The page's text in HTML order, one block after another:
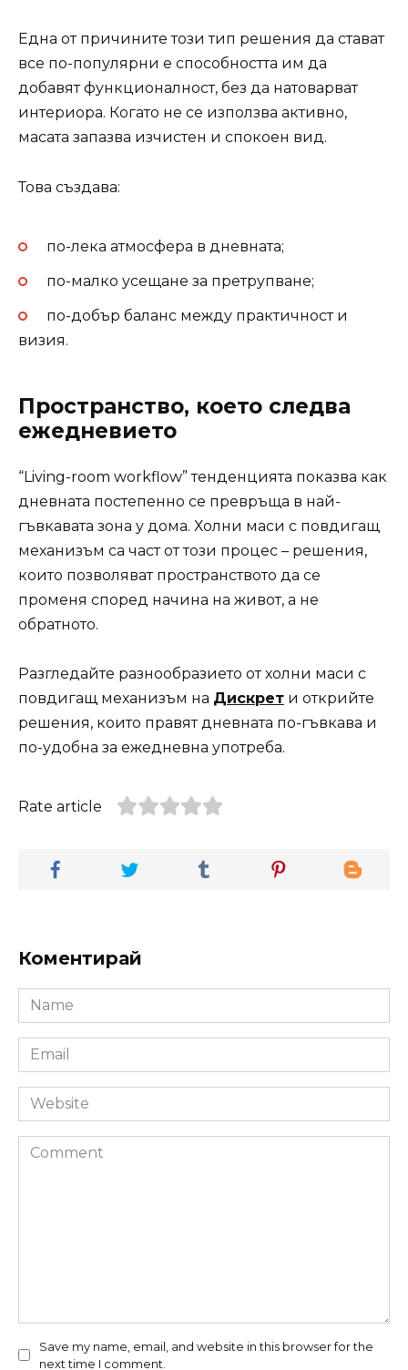
Една от причините този тип решения да стават
все по-популярни е способността им да
добавят функционалност, без да натоварват
интериора. Когато не се използва активно,
масата запазва изчистен и спокоен вид.
Това създава:
по-лека атмосфера в дневната;
по-малко усещане за претрупване;
по-добър баланс между практичност и
визия.
Пространство, което следва
ежедневието
“Living-room workflow” тенденцията показва как
дневната постепенно се превръща в най-
гъвкавата зона у дома. Холни маси с повдигащ
механизъм са част от този процес – решения,
които позволяват пространството да се
променя според начина на живот, а не
обратното.
Разгледайте разнообразието от холни маси с
повдигащ механизъм на Дискрет и открийте
решения, които правят дневната по-гъвкава и
по-удобна за ежедневна употреба.
Rate article
Коментирай
Name
*
Email
*
Website
Comment
Save my name, email, and website in this browser for the
next time I comment.